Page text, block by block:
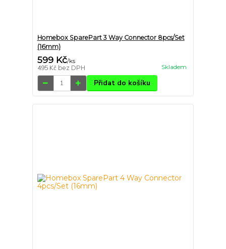
Homebox SparePart 3 Way Connector 8pcs/Set
(16mm)
599 Kč/ks
495 Kč bez DPH Skladem
Přidat do košíku